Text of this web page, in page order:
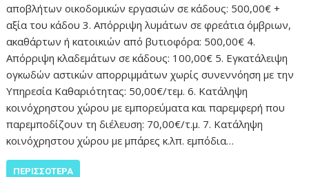
αποβλήτων οικοδομικών εργασιών σε κάδους: 500,00€ +
αξία του κάδου 3. Απόρριψη λυμάτων σε φρεάτια όμβριων,
ακαθάρτων ή κατοικιών από βυτιοφόρα: 500,00€ 4.
Απόρριψη κλαδεμάτων σε κάδους: 100,00€ 5. Εγκατάλειψη
ογκωδών αστικών απορριμμάτων χωρίς συνεννόηση με την
Υπηρεσία Καθαριότητας: 50,00€/τεμ. 6. Κατάληψη
κοινόχρηστου χώρου με εμπορεύματα και παρεμφερή που
παρεμποδίζουν τη διέλευση: 70,00€/τ.μ. 7. Κατάληψη
κοινόχρηστου χώρου με μπάρες κ.λπ. εμπόδια…
ΠΕΡΙΣΣΌΤΕΡΑ